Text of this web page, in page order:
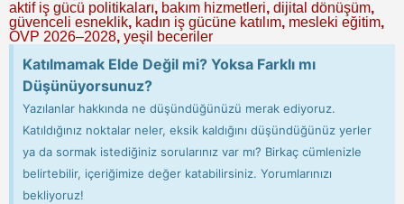
aktif iş gücü politikaları, bakım hizmetleri, dijital dönüşüm,
güvenceli esneklik, kadın iş gücüne katılım, mesleki eğitim,
OVP 2026–2028, yeşil beceriler
Katılmamak Elde Değil mi? Yoksa Farklı mı
Düşünüyorsunuz?
Yazılanlar hakkında ne düşündüğünüzü merak ediyoruz.
Katıldığınız noktalar neler, eksik kaldığını düşündüğünüz yerler
ya da sormak istediğiniz sorularınız var mı? Birkaç cümlenizle
belirtebilir, içeriğimize değer katabilirsiniz. Yorumlarınızı
bekliyoruz!